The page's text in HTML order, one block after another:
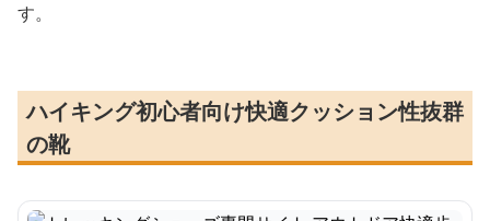
す。
ハイキング初心者向け快適クッション性抜群
の靴